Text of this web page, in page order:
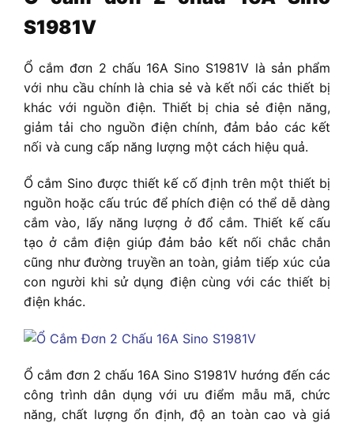
S1981V
Ổ cắm đơn 2 chấu 16A Sino S1981V là sản phẩm
với nhu cầu chính là chia sẻ và kết nối các thiết bị
khác với nguồn điện. Thiết bị chia sẻ điện năng,
giảm tải cho nguồn điện chính, đảm bảo các kết
nối và cung cấp năng lượng một cách hiệu quả.
Ổ cắm Sino được thiết kế cố định trên một thiết bị
nguồn hoặc cấu trúc để phích điện có thể dễ dàng
cắm vào, lấy năng lượng ở đổ cắm. Thiết kế cấu
tạo ở cắm điện giúp đảm bảo kết nối chắc chắn
cũng như đường truyền an toàn, giảm tiếp xúc của
con người khi sử dụng điện cùng với các thiết bị
điện khác.
Ổ cắm đơn 2 chấu 16A Sino S1981V hướng đến các
công trình dân dụng với ưu điểm mẫu mã, chức
năng, chất lượng ổn định, độ an toàn cao và giá